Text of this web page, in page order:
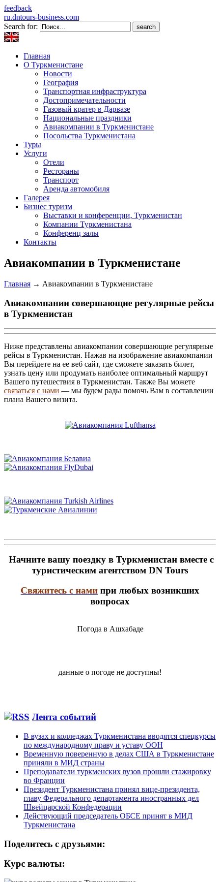
feedback
ru.dntours-business.com
Search for:
Главная
О Туркменистане
Новости
География
Транспортная инфраструктура
Достопримечательности
Газовый кратер в Дарвазе
Национальные праздники
Авиакомпании в Туркменистане
Посольства Туркменистана
Туры
Услуги
Отели
Рестораны
Транспорт
Аренда автомобиля
Галерея
Бизнес туризм
Выставки и конференции, Туркменистан
Компании Туркменистана
Конференц залы
Контакты
Авиакомпании в Туркменистане
Главная → Авиакомпании в Туркменистане
Авиакомпании совершающие регулярные рейсы
в Туркменистан
Ниже представлены авиакомпании совершающие регулярные
рейсы в Туркменистан. Нажав на изображение авиакомпании
Вы перейдете на ее веб сайт, где сможете заказать билет,
узнать цену или продумать наиболее оптимальный маршрут
Вашего путешествия в Туркменистан. Также Вы можете
связаться с нами — мы будем рады помочь Вам в составлении
плана Вашего визита.
Начните вашу поездку в Туркменистан вместе с
туристическим агентством DN Tours
Свяжитесь с нами при любых возникших
вопросах
Погода в Ашхабаде
данные о погоде не доступны!
Лента событий
В вузах и колледжах Туркменистана вводятся спецкурсы
по международному праву и уставу ООН
Временную поверенную в делах США в Туркменистане
приняли в МИД страны
Преподаватели туркменских вузов прошли стажировку
во Франции
Президент Туркменистана принял вице-президента,
главу Федерального департамента иностранных дел
Швейцарской Конфедерации
Действующий председатель ОБСЕ принят в МИД
Туркменистана
Поделитесь с друзьями:
Курс валюты: